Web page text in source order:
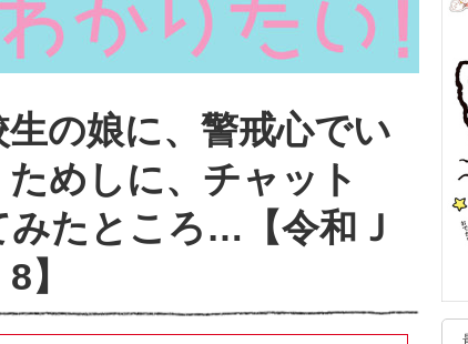
の娘に、警戒心でい
めしに、チャット
たところ…【令和Ｊ
】